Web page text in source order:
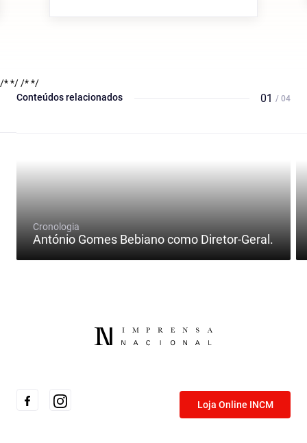
/* *//* */
Conteúdos relacionados
01 / 04
Cronologia
António Gomes Bebiano como Diretor-Geral.
Loja Online INCM